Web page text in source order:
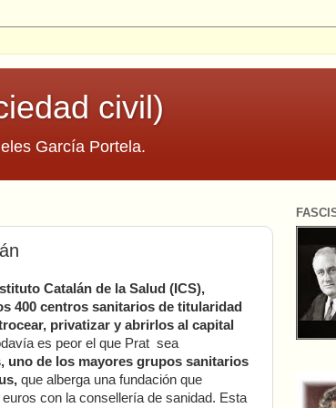
civil)
García Portela.
Catalán de la Salud (ICS),
400 centros sanitarios de titularidad
privatizar y abrirlos al capital
es peor el que Prat sea
uno de los mayores grupos sanitarios
que alberga una fundación que
con la consellería de sanidad. Esta